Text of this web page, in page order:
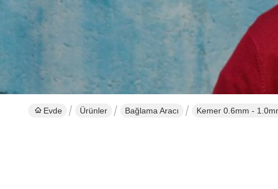
Evde Ürünler Bağlama Aracı Kemer 0.6mm -